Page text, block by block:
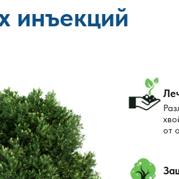
инъекций
от